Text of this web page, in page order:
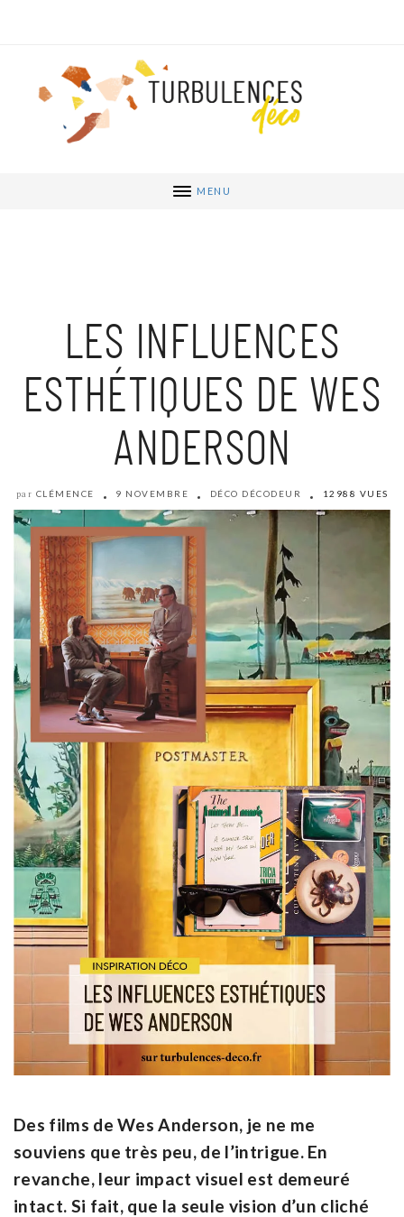
MENU
LES INFLUENCES
ESTHÉTIQUES DE WES
ANDERSON
par CLÉMENCE 9 NOVEMBRE DÉCO DÉCODEUR 12988 VUES
Des films de Wes Anderson, je ne me
souviens que très peu, de l’intrigue. En
revanche, leur impact visuel est demeuré
intact. Si fait, que la seule vision d’un cliché